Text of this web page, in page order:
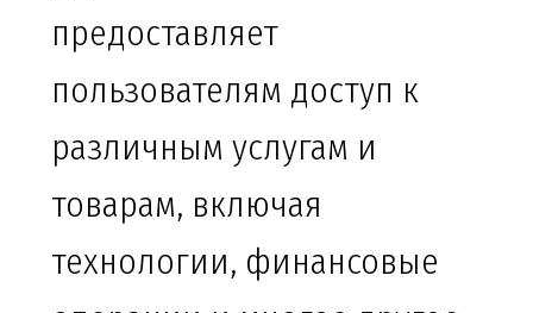
предоставляет
пользователям доступ к
различным услугам и
товарам, включая
технологии, финансовые